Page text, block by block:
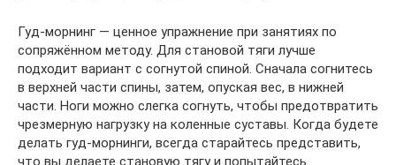
Гуд-морнинг — ценное упражнение при занятиях по
сопряжённом методу. Для становой тяги лучше
подходит вариант с согнутой спиной. Сначала согнитесь
в верхней части спины, затем, опуская вес, в нижней
части. Ноги можно слегка согнуть, чтобы предотвратить
чрезмерную нагрузку на коленные суставы. Когда будете
делать гуд-морнинги, всегда старайтесь представить,
что вы делаете становую тягу и попытайтесь